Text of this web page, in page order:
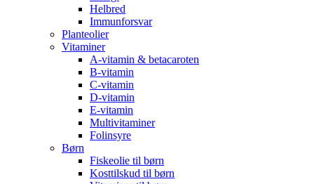
Helbred
Immunforsvar
Planteolier
Vitaminer
A-vitamin & betacaroten
B-vitamin
C-vitamin
D-vitamin
E-vitamin
Multivitaminer
Folinsyre
Børn
Fiskeolie til børn
Kosttilskud til børn